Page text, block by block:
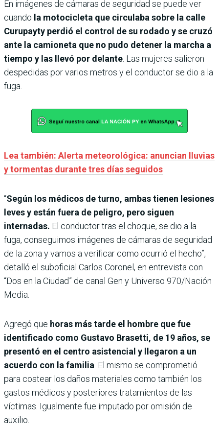
En imágenes de cámaras de seguridad se puede ver
cuando la motocicleta que circulaba sobre la calle
Curupayty perdió el control de su rodado y se cruzó
ante la camioneta que no pudo detener la marcha a
tiempo y las llevó por delante. Las mujeres salieron
despedidas por varios metros y el conductor se dio a la
fuga.
Lea también: Alerta meteorológica: anuncian lluvias
y tormentas durante tres días seguidos
“Según los médicos de turno, ambas tienen lesiones
leves y están fuera de peligro, pero siguen
internadas. El conductor tras el choque, se dio a la
fuga, conseguimos imágenes de cámaras de seguridad
de la zona y vamos a verificar como ocurrió el hecho”,
detalló el suboficial Carlos Coronel, en entrevista con
“Dos en la Ciudad” de canal Gen y Universo 970/Nación
Media.
Agregó que horas más tarde el hombre que fue
identificado como Gustavo Brasetti, de 19 años, se
presentó en el centro asistencial y llegaron a un
acuerdo con la familia. El mismo se comprometió
para costear los daños materiales como también los
gastos médicos y posteriores tratamientos de las
víctimas. Igualmente fue imputado por omisión de
auxilio.